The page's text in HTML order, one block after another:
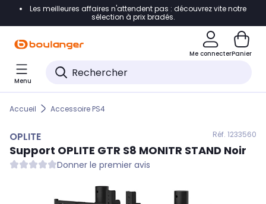
Accéder directement à la navigation
Accéder directement au pied de page
Accéder directement au chatbot
Les meilleures affaires n'attendent pas : découvrez vite notre
sélection à prix bradés.
Me connecterPanier
Menu
Accueil Accessoire PS4
OPLITE Réf. 1233560
Support OPLITE GTR S8 MONITR STAND Noir
Donner le premier avis